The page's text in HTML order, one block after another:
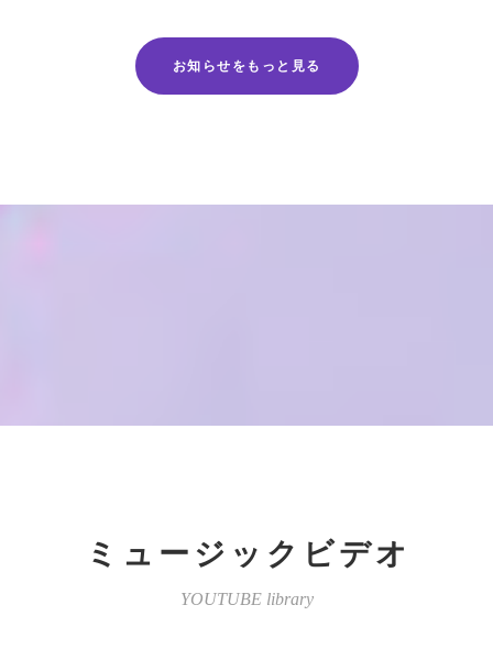
お知らせをもっと見る
ミュージックビデオ
YOUTUBE library